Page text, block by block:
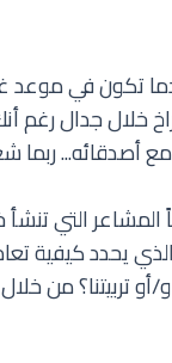
تكون في موعد
خلال جدال رغم
أصدقائه... ربما
التي تنشأ
يحدد كيفية
من خلال